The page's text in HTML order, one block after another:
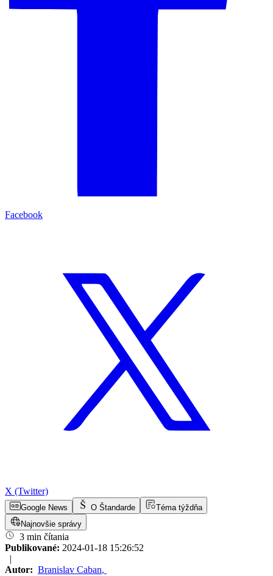
Facebook
X (Twitter)
Google News O Štandarde
Téma týždňa
Najnovšie správy
3 min čítania
Publikované: 2024-01-18 15:26:52
|
Autor: Branislav Caban,